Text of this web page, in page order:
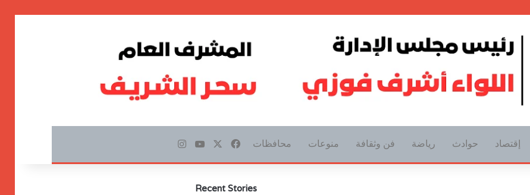
إقتصاد حوادث رياضة فن وثقافة منوعات محافظات فيسبوك ‫YouTubeانستقرام
Recent Stories